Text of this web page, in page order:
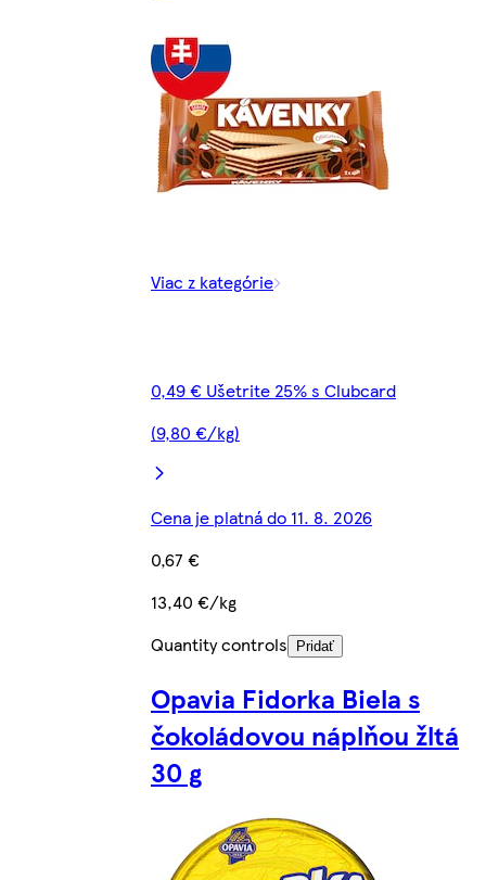
Viac z kategórie
0,49 € Ušetrite 25% s Clubcard
(9,80 €/kg)
Cena je platná do 11. 8. 2026
0,67 €
13,40 €/kg
Quantity controls
Pridať
Opavia Fidorka Biela s
čokoládovou náplňou žltá
30 g